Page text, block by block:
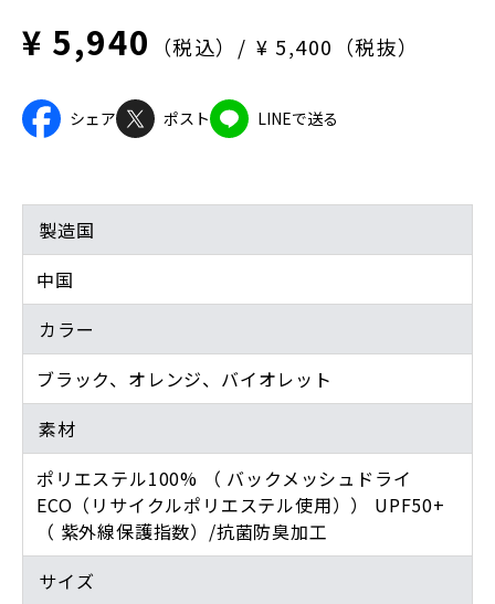
¥ 5,940 （税込） ¥ 5,400（税抜）
シェア ポスト LINEで送る
製造国
中国
カラー
ブラック、オレンジ、バイオレット
素材
ポリエステル100% （ バックメッシュドライ
ECO（リサイクルポリエステル使用）） UPF50+
（ 紫外線保護指数）/抗菌防臭加工
サイズ